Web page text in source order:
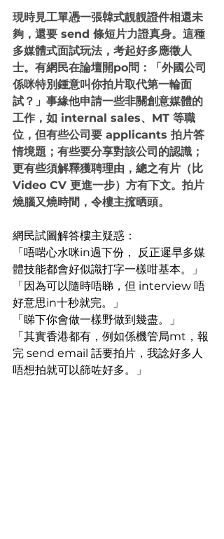
現時見工單憑一張韓式靚靚證件相還未
夠，還要 send 條短片力證真身。這種
多媒體式面試玩法，考起好多應徵人
士。有網民在論壇開po問：「外國公司
係咪特別鍾意叫你拍片取代第一輪面
試？」事緣他申請一些非關創意媒體的
工作，如 internal sales、MT 等職
位，但有些公司要 applicants 拍片答
情境題；有些要分享對該公司的認識；
更有些須解釋獲聘理由，總之有片（比
Video CV 更進一步）方有下文。拍片
燒腦又燒時間，令樓主搲晒頭。
網民試圖解答樓主疑惑：
「唔啱心水咪in過下份， 反正遲早多媒
體技能都會好似識打字一樣咁基本。」
「因為可以隨時唔睇，但 interview 唔
好意思in十秒就完。」
「睇下你會做一樣野做到幾盡。」
「其實香港都有，例如係機管局mt，報
完 send email 話要拍片，我諗好多人
唔想拍就可以篩咗好多。」